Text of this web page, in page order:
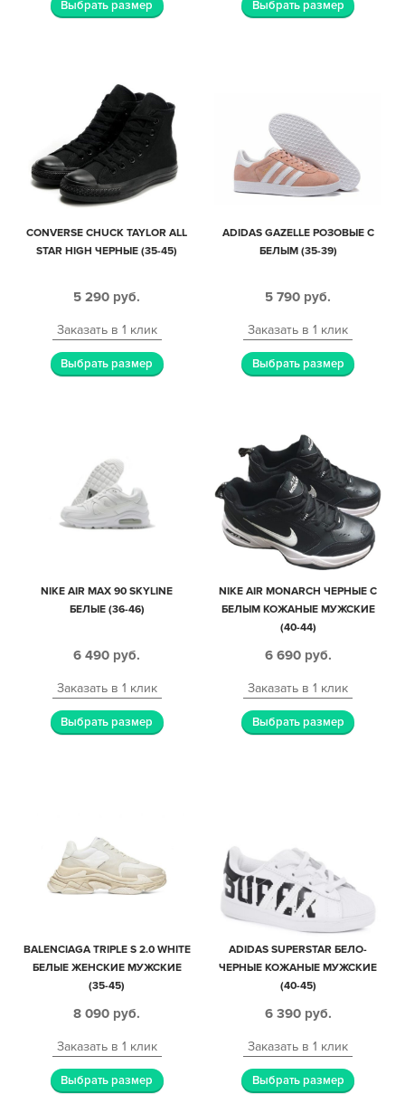
Выбрать размер Выбрать размер
CONVERSE CHUCK TAYLOR ALL
STAR HIGH ЧЕРНЫЕ (35-45)
5 290 руб.
Заказать в 1 клик
Выбрать размер
ADIDAS GAZELLE РОЗОВЫЕ С
БЕЛЫМ (35-39)
5 790 руб.
Заказать в 1 клик
Выбрать размер
NIKE AIR MAX 90 SKYLINE
БЕЛЫЕ (36-46)
6 490 руб.
Заказать в 1 клик
Выбрать размер
NIKE AIR MONARCH ЧЕРНЫЕ С
БЕЛЫМ КОЖАНЫЕ МУЖСКИЕ
(40-44)
6 690 руб.
Заказать в 1 клик
Выбрать размер
BALENCIAGA TRIPLE S 2.0 WHITE
БЕЛЫЕ ЖЕНСКИЕ МУЖСКИЕ
(35-45)
8 090 руб.
Заказать в 1 клик
Выбрать размер
ADIDAS SUPERSTAR БЕЛО-
ЧЕРНЫЕ КОЖАНЫЕ МУЖСКИЕ
(40-45)
6 390 руб.
Заказать в 1 клик
Выбрать размер